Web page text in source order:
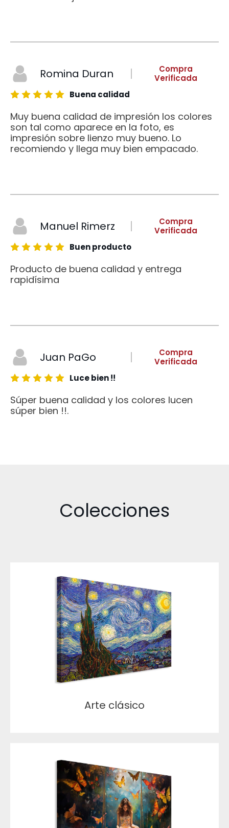
Romina Duran
Compra
Verificada
Buena calidad
Muy buena calidad de impresión los colores
son tal como aparece en la foto, es
impresión sobre lienzo muy bueno. Lo
recomiendo y llega muy bien empacado.
Manuel Rimerz
Compra
Verificada
Buen producto
Producto de buena calidad y entrega
rapidísima
Juan PaGo
Compra
Verificada
Luce bien !!
Súper buena calidad y los colores lucen
súper bien !!.
Colecciones
Arte clásico